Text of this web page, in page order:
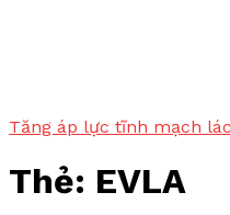
Tăng áp lực tĩnh mạch
Thẻ: EVLA